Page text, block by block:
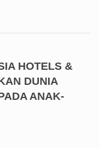
HOTELS &
DUNIA
ANAK-